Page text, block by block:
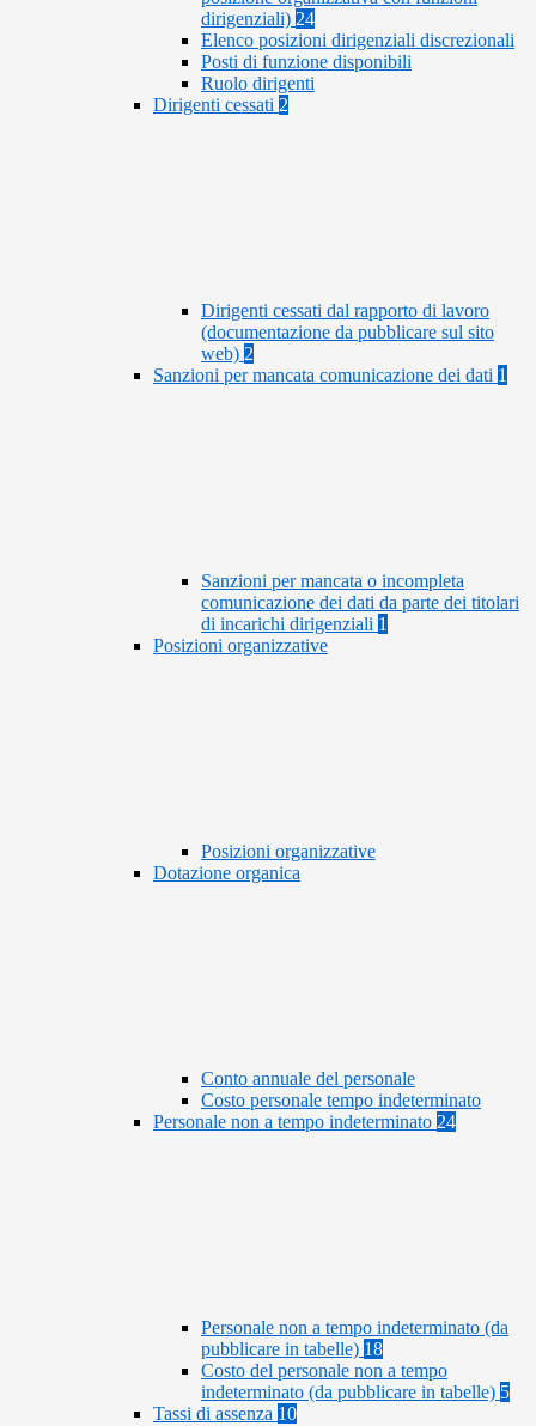
dirigenziali) 24
Elenco posizioni dirigenziali discrezionali
Posti di funzione disponibili
Ruolo dirigenti
Dirigenti cessati 2
Dirigenti cessati dal rapporto di lavoro
(documentazione da pubblicare sul sito
web) 2
Sanzioni per mancata comunicazione dei dati 1
Sanzioni per mancata o incompleta
comunicazione dei dati da parte dei titolari
di incarichi dirigenziali 1
Posizioni organizzative
Posizioni organizzative
Dotazione organica
Conto annuale del personale
Costo personale tempo indeterminato
Personale non a tempo indeterminato 24
Personale non a tempo indeterminato (da
pubblicare in tabelle) 18
Costo del personale non a tempo
indeterminato (da pubblicare in tabelle) 5
Tassi di assenza 10